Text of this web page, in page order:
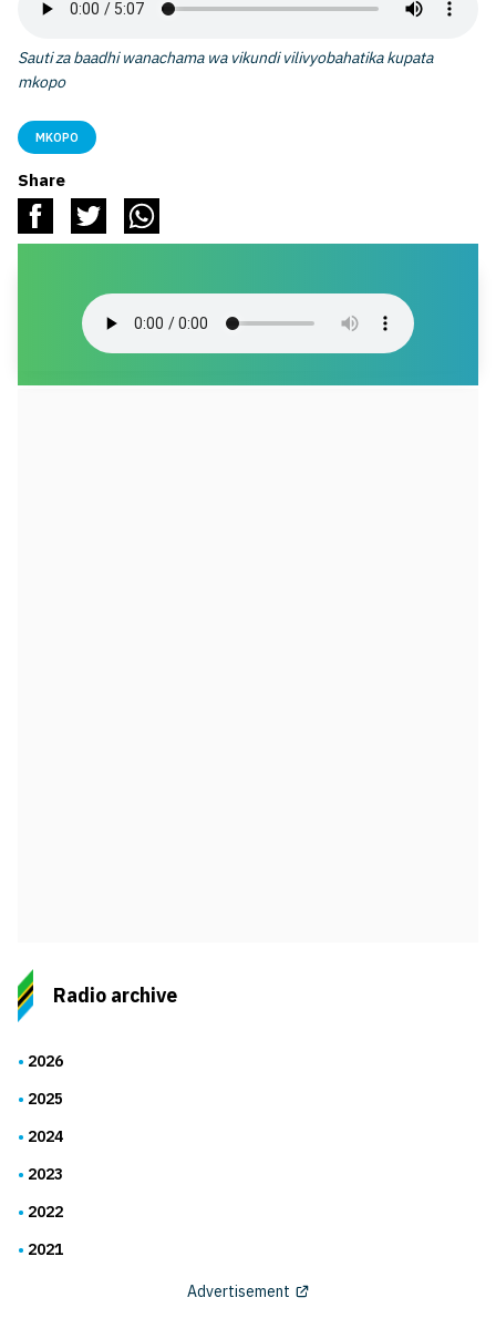
Sauti za baadhi wanachama wa vikundi vilivyobahatika kupata
mkopo
MKOPO
Share
Radio archive
2026
2025
2024
2023
2022
2021
Advertisement